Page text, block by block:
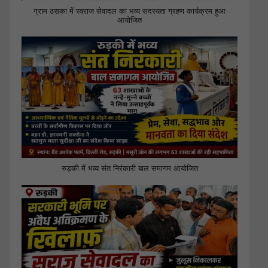
ग्राम ठसका में स्वराज सेवादल का भव्य सदस्यता ग्रहण कार्यक्रम हुआ
आयोजित
रुड़की में भव्य संत निरंकारी बाल समागम आयोजित